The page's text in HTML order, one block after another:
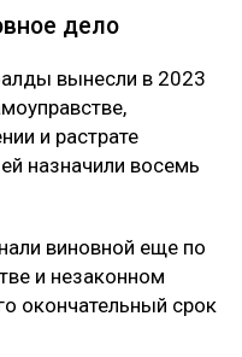
дело
вынесли в 2023
и растрате
назначили восемь
виновной еще по
и незаконном
окончательный срок